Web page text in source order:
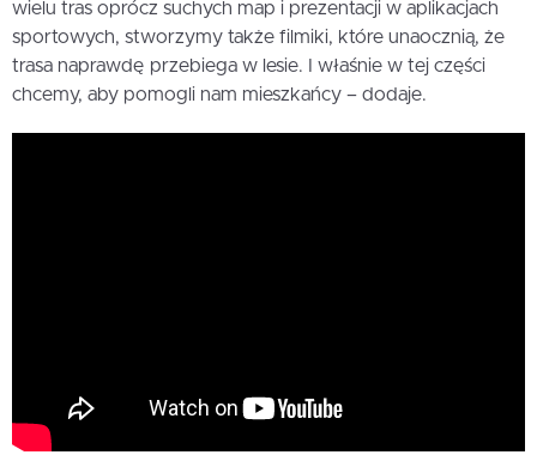
wielu tras oprócz suchych map i prezentacji w aplikacjach
sportowych, stworzymy także filmiki, które unaocznią, że
trasa naprawdę przebiega w lesie. I właśnie w tej części
chcemy, aby pomogli nam mieszkańcy – dodaje.